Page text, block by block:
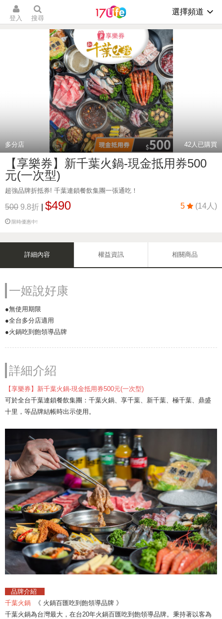
登入 搜尋
選擇頻道
多分店 42人已購買
【享樂券】新千葉火鍋-現金抵用券500
元(一次型)
超強品牌折抵券! 千葉連鎖餐飲集團一張通吃！
500 9.8折 $490 5 (14人)
限時優惠中!
詳細內容 權益資訊 相關商品
一姬說好康
●無使用期限
●全台多分店適用
●火鍋吃到飽領導品牌
詳細介紹
【享樂券】新千葉火鍋-現金抵用券500元(一次型)
可於全台千葉連鎖餐飲集團：千葉火鍋、享千葉、新千葉、極千葉、鼎盛
十里，等品牌結帳時出示使用。
品牌介紹
千葉火鍋
《 火鍋百匯吃到飽領導品牌 》
千葉火鍋為台灣最大，在台20年火鍋百匯吃到飽領導品牌。秉持著以客為